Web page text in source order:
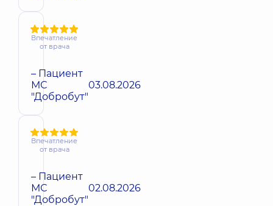
Впечатление
от врача
– Пациент
МС
"Добробут"
03.08.2026
Впечатление
от врача
– Пациент
МС
"Добробут"
02.08.2026